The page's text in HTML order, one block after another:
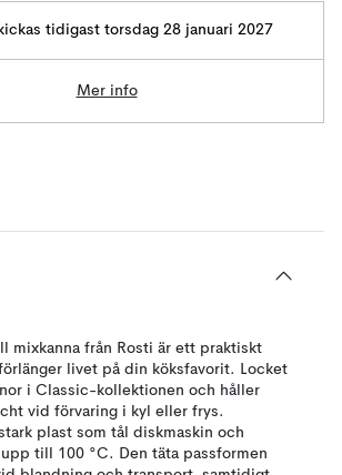
tidigast torsdag 28 januari 2027
Mer info
mixkanna från Rosti är ett praktiskt
livet på din köksfavorit. Locket
i Classic-kollektionen och håller
vid förvaring i kyl eller frys.
plast som tål diskmaskin och
till 100 °C. Den täta passformen